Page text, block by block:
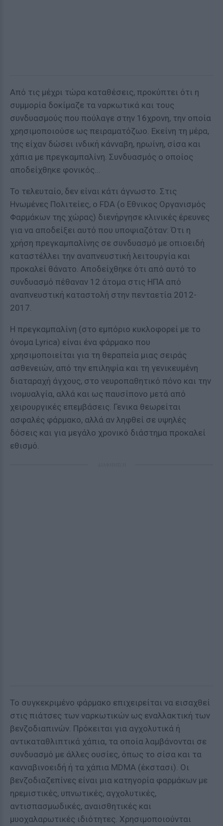
Από τις μέχρι τώρα καταθέσεις, προκύπτει ότι η
συμμορία δοκίμαζε τα ναρκωτικά και τους
συνδυασμούς που πούλαγε στην 16χρονη, την οποία
χρησιμοποιούσε ως πειραματόζωο. Εκείνη τη μέρα,
της είχαν δώσει ινδική κάνναβη, ηρωίνη, σίσα και
χάπια με πρεγκαμπαλίνη. Συνδυασμός ο οποίος
αποδείχθηκε φονικός...
Το τελευταίο, δεν είναι κάτι άγνωστο. Στις
Ηνωμένες Πολιτείες, ο FDA (ο Εθνικος Οργανισμός
Φαρμάκων της χώρας) διενήργησε κλινικές έρευνες
για να αποδείξει αυτό που υποψιαζόταν: Ότι η
χρήση πρεγκαμπαλίνης σε συνδυασμό με οπιοειδή
καταστέλλει την αναπνευστική λειτουργία και
προκαλεί θάνατο. Αποδείχθηκε ότι από αυτό το
συνδυασμό πέθαναν 12 άτομα στις ΗΠΑ από
αναπνευστική καταστολή στην πενταετία 2012-
2017.
Η πρεγκαμπαλίνη (στο εμπόριο κυκλοφορεί με το
όνομα Lyrica) είναι ένα φάρμακο που
χρησιμοποιείται για τη θεραπεία μιας σειράς
ασθενειών, από την επιληψία και τη γενικευμένη
διαταραχή άγχους, στο νευροπαθητικό πόνο και την
ινομυαλγία, αλλά και ως παυσίπονο μετά από
χειρουργικές επεμβάσεις. Γενικα θεωρείται
ασφαλές φάρμακο, αλλά αν ληφθεί σε υψηλές
δόσεις και για μεγάλο χρονικό διάστημα προκαλεί
εθισμό.
Το συγκεκριμένο φάρμακο επιχειρείται να εισαχθεί
στις πιάτσες των ναρκωτικών ως εναλλακτική των
βενζοδιαπινών. Πρόκειται για αγχολυτικά ή
αντικαταθλιπτικά χάπια, τα οποία λαμβάνονται σε
συνδυασμό με άλλες ουσίες, όπως το σίσα και τα
κανναβινοειδή ή τα χάπια MDMA (έκστασι). Οι
βενζοδιαζεπίνες είναι μια κατηγορία φαρμάκων με
ηρεμιστικές, υπνωτικές, αγχολυτικές,
αντισπασμωδικές, αναισθητικές και
μυοχαλαρωτικές ιδιότητες. Χρησιμοποιούνται